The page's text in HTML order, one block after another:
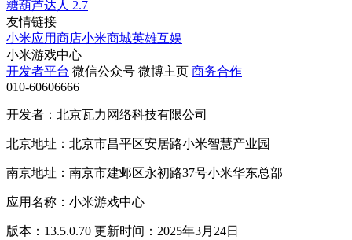
糖葫芦达人 2.7
友情链接
小米应用商店小米商城英雄互娱
小米游戏中心
开发者平台 微信公众号 微博主页 商务合作
010-60606666
开发者：北京瓦力网络科技有限公司
北京地址：北京市昌平区安居路小米智慧产业园
南京地址：南京市建邺区永初路37号小米华东总部
应用名称：小米游戏中心
版本：13.5.0.70 更新时间：2025年3月24日